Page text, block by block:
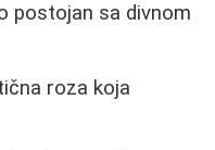
postojan sa divnom
roza koja